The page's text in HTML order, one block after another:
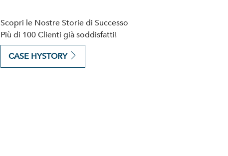
Scopri le Nostre Storie di Successo
Più di 100 Clienti già soddisfatti!
CASE HYSTORY